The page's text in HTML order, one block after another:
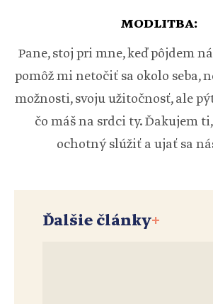
MODLITBA:
Pane, stoj pri mne, keď pôjdem
pomôž mi netočiť sa okolo seba,
možnosti, svoju užitočnosť, ale
čo máš na srdci ty. Ďakujem
ochotný slúžiť a ujať sa
Ďalšie články+